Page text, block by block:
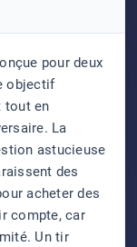
pour deux
objectif
tout en
La
astucieuse
des
acheter des
compte, car
Un tir